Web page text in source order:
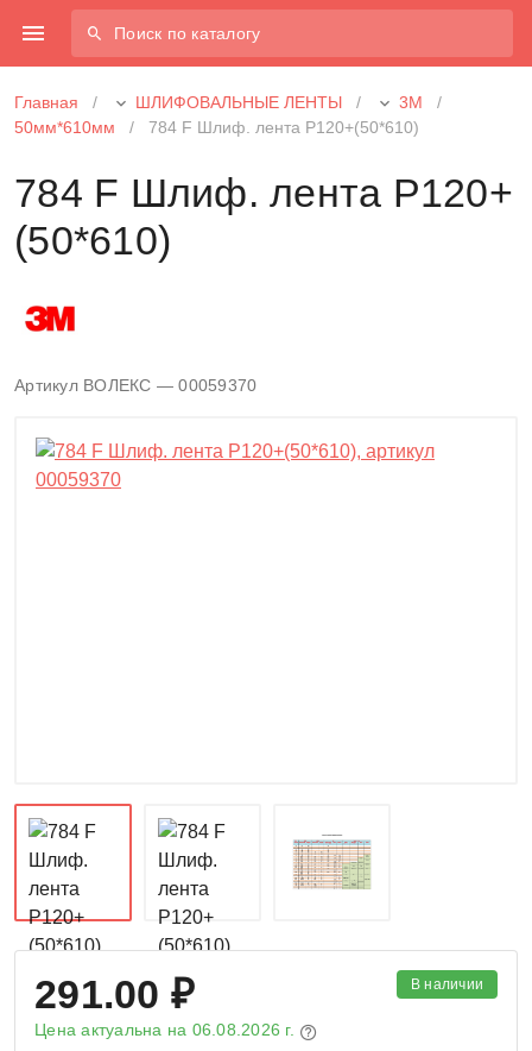
Поиск по каталогу
Главная / ШЛИФОВАЛЬНЫЕ ЛЕНТЫ / 3М
/
50мм*610мм
/ 784 F Шлиф. лента Р120+(50*610)
784 F Шлиф. лента Р120+
(50*610)
Артикул ВОЛЕКС — 00059370
В наличии
291.00 ₽
Цена актуальна на 06.08.2026 г.